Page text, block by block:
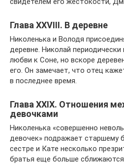
Глава XXVIII. В деревне
Николенька и Володя
деревне. Николай
любви к Соне, но вскоре
его. Он замечает, что отец
в последнее время.
Глава XXIX. Отношения
девочками
Николенька «совершенно
девочек» подражает старшему
сестре и Кате несколько
братья еще больше